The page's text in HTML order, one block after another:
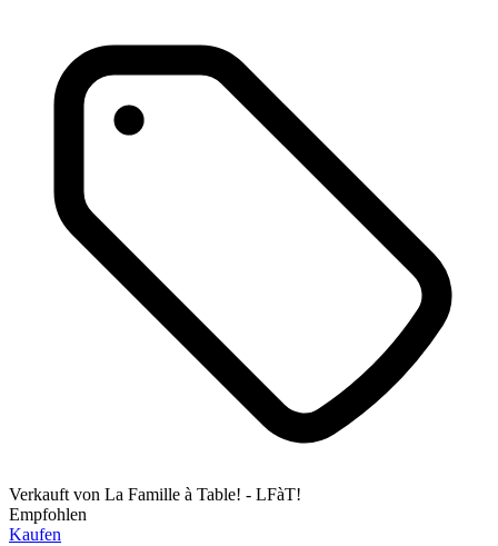
Verkauft von La Famille à Table! - LFàT!
Empfohlen
Kaufen